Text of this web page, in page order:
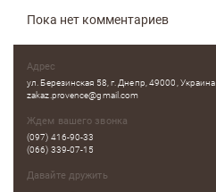
Пока нет комментариев
Адрес
ул. Березинская 58, г. Днепр, 49000, Украина
zakaz.provence@gmail.com
Ждем вашего звонка
(097) 416-90-33
(066) 339-07-15
Давайте дружить